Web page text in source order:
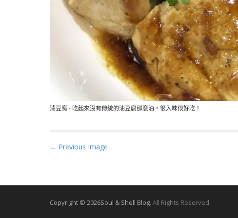
滷豆腐 - 吃起來沒有傳統的油豆腐那麼油，很入味很好吃！
P
t
a
← Previous Image
Copyright © 2026Soul & Shell Blog. All Rights Reserved.